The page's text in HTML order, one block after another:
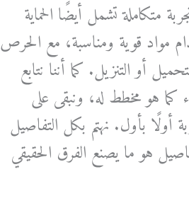
تشمل أيضًا الحماية
مواد قوية ومناسبة، مع الحرص
أو التنزيل. كما أننا نتابع
هو مخطط له، ونبقى على
أولًا بأول. نهتم بكل التفاصيل
هو ما يصنع الفرق الحقيقي